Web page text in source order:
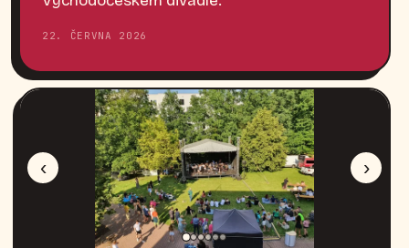
22. ČERVNA 2026
‹ ›